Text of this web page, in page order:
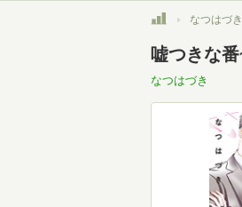
トップなつはづき
嘘つきな
なつはづき